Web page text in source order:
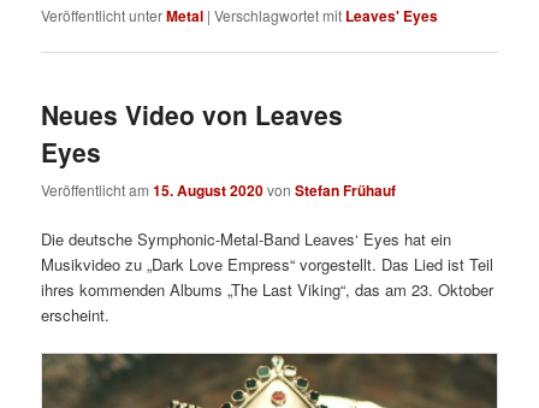
Veröffentlicht unterMetal |Verschlagwortet mit Leaves' Eyes
Neues Video von Leaves
Eyes
Veröffentlicht am15. August 2020vonStefan Frühauf
Die deutsche Symphonic-Metal-Band Leaves‘ Eyes hat ein
Musikvideo zu „Dark Love Empress“ vorgestellt. Das Lied ist Teil
ihres kommenden Albums „The Last Viking“, das am 23. Oktober
erscheint.